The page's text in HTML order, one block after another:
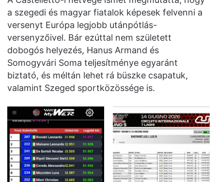
a szegedi és magyar fiatalok képesek felvenni a
versenyt Európa legjobb utánpótlás-
versenyzőivel. Bár ezúttal nem született
dobogós helyezés, Hanus Armand és
Somogyvári Soma teljesítménye egyaránt
biztató, és méltán lehet rá büszke csapatuk,
valamint Szeged sportközössége is.